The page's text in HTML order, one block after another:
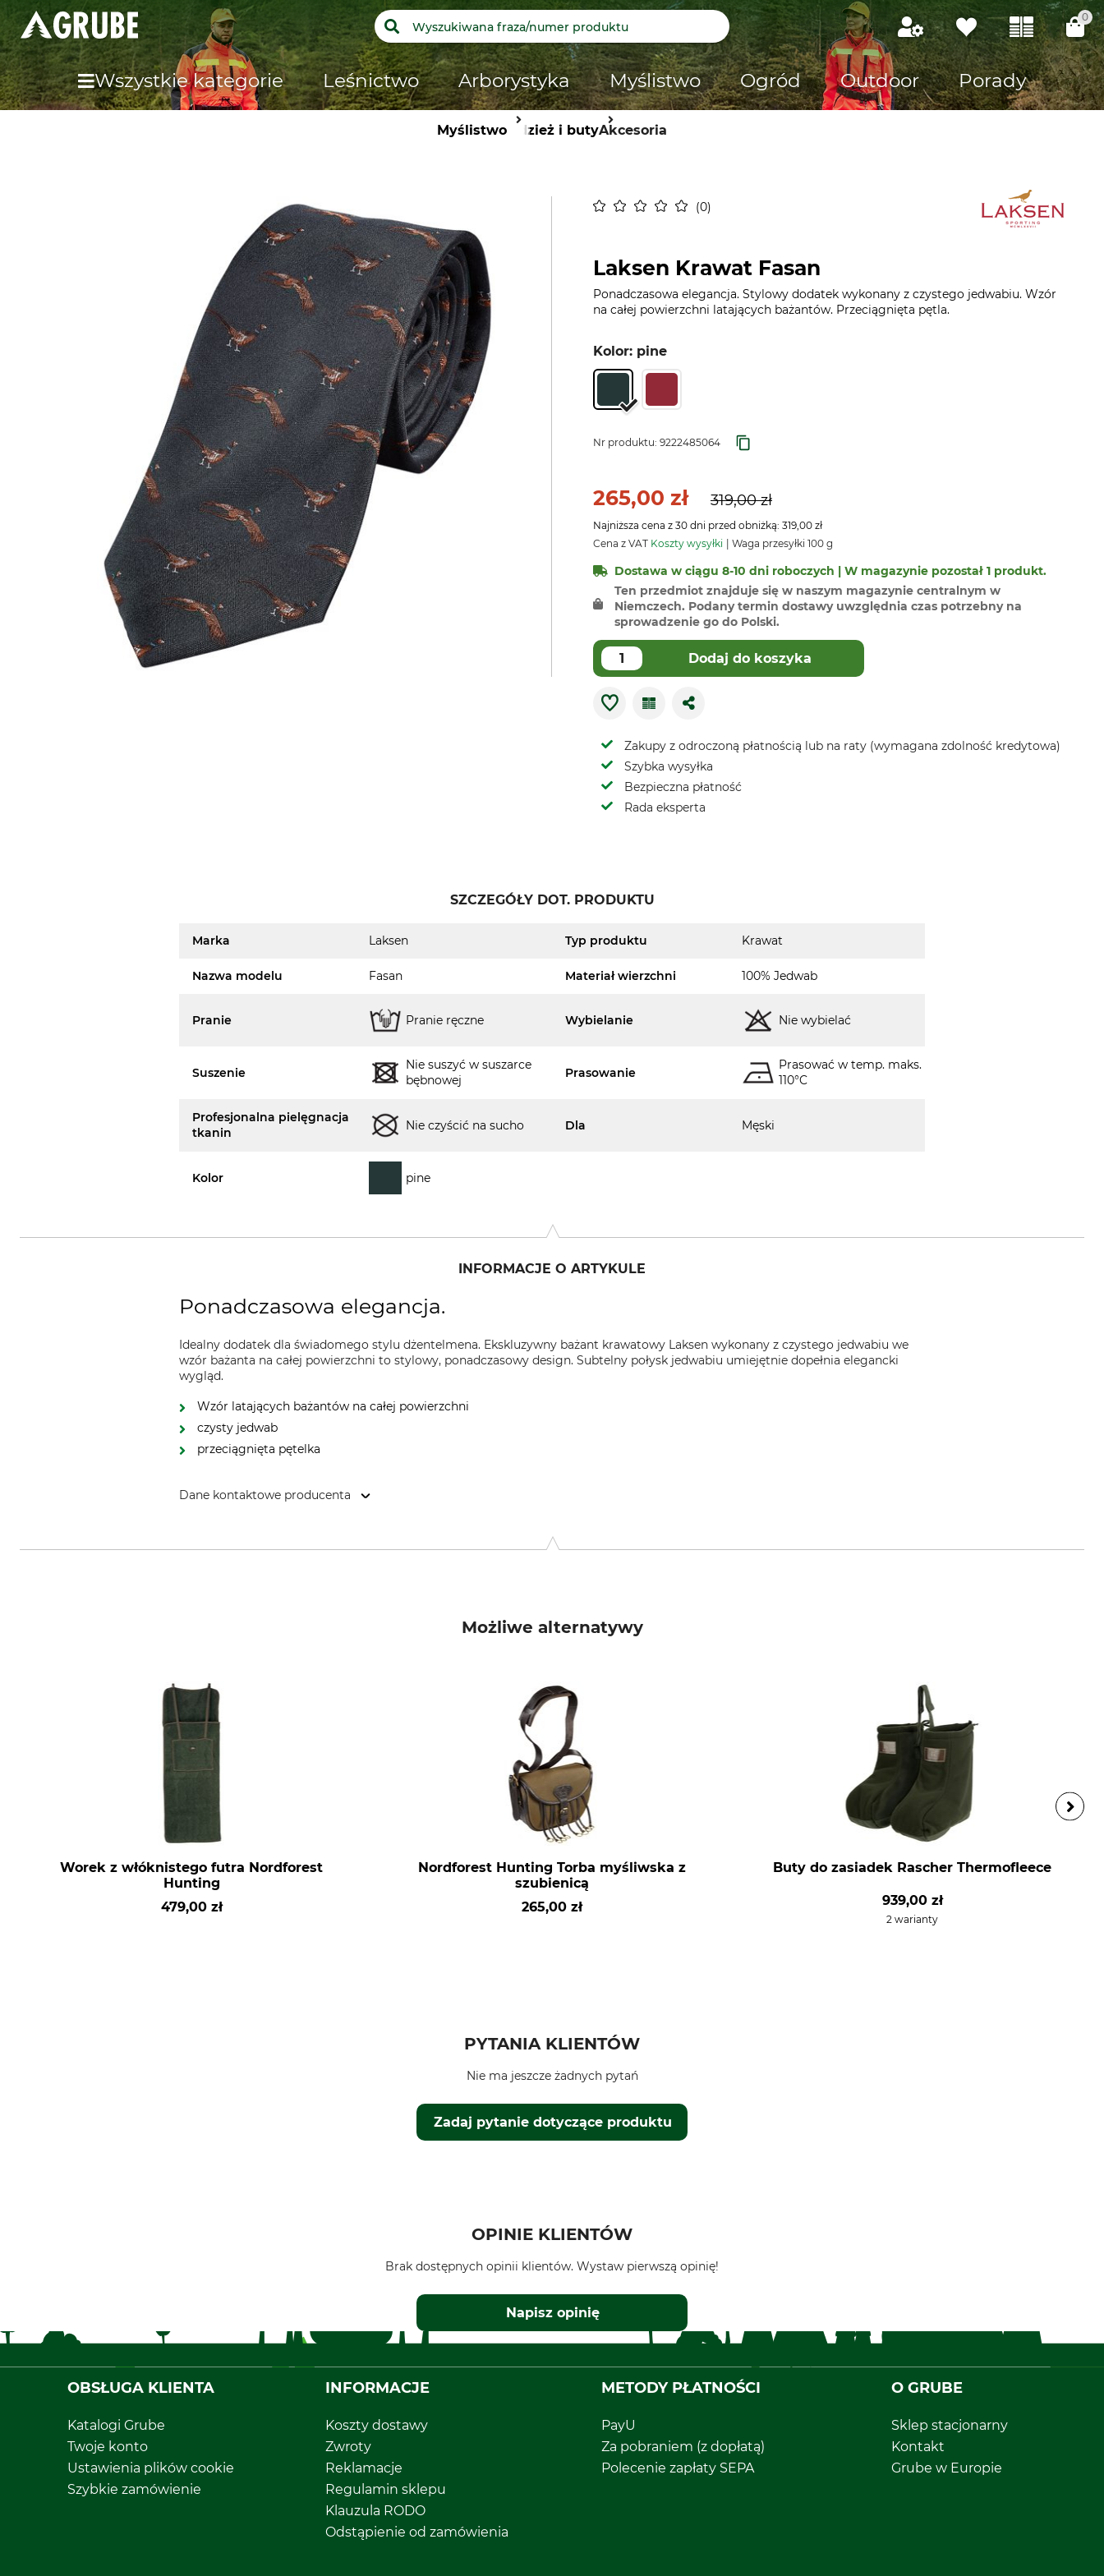
0
Wszystkie kategorie Leśnictwo Arborystyka Myślistwo Ogród Outdoor Porady
Myślistwo Odzież i butyAkcesoria
0
Laksen Krawat Fasan
Ponadczasowa elegancja. Stylowy dodatek wykonany z czystego jedwabiu. Wzór
na całej powierzchni latających bażantów. Przeciągnięta pętla.
Kolor: pine
Nr produktu: 9222485064
265,00 zł 319,00 zł
Najniższa cena z 30 dni przed obniżką: 319,00 zł
Cena z VAT Koszty wysyłki Waga przesyłki 100 g
Dostawa w ciągu 8-10 dni roboczych | W magazynie pozostał 1 produkt.
Ten przedmiot znajduje się w naszym magazynie centralnym w
Niemczech. Podany termin dostawy uwzględnia czas potrzebny na
sprowadzenie go do Polski.
Dodaj do koszyka
Zakupy z odroczoną płatnością lub na raty (wymagana zdolność kredytowa)
Szybka wysyłka
Bezpieczna płatność
Rada eksperta
SZCZEGÓŁY DOT. PRODUKTU
Marka Laksen Typ produktu Krawat
Nazwa modelu Fasan Materiał wierzchni 100% Jedwab
Pranie Pranie ręczne Wybielanie Nie wybielać
Suszenie
Nie suszyć w suszarce
bębnowej
Prasowanie
Prasować w temp. maks.
110°C
Profesjonalna pielęgnacja
tkanin
Nie czyścić na sucho Dla Męski
Kolor pine
INFORMACJE O ARTYKULE
Ponadczasowa elegancja.
Idealny dodatek dla świadomego stylu dżentelmena. Ekskluzywny bażant krawatowy Laksen wykonany z czystego jedwabiu we
wzór bażanta na całej powierzchni to stylowy, ponadczasowy design. Subtelny połysk jedwabiu umiejętnie dopełnia elegancki
wygląd.
Wzór latających bażantów na całej powierzchni
czysty jedwab
przeciągnięta pętelka
Dane kontaktowe producenta
Możliwe alternatywy
Worek z włóknistego futra Nordforest
Hunting
479,00 zł
Nordforest Hunting Torba myśliwska z
szubienicą
265,00 zł
Buty do zasiadek Rascher Thermofleece
939,00 zł
2 warianty
PYTANIA KLIENTÓW
Zadaj pytanie dotyczące produktu
Nie ma jeszcze żadnych pytań
OPINIE KLIENTÓW
Brak dostępnych opinii klientów. Wystaw pierwszą opinię!
Napisz opinię
OBSŁUGA KLIENTA
Katalogi Grube
Twoje konto
Ustawienia plików cookie
Szybkie zamówienie
INFORMACJE
Koszty dostawy
Zwroty
Reklamacje
Regulamin sklepu
Klauzula RODO
Odstąpienie od zamówienia
METODY PŁATNOŚCI
PayU
Za pobraniem (z dopłatą)
Polecenie zapłaty SEPA
O GRUBE
Sklep stacjonarny
Kontakt
Grube w Europie